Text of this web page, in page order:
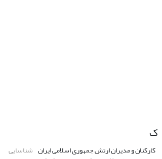
ک
کارکنان و مدیران ارتش جمهوری اسلامی ایران شناسایی